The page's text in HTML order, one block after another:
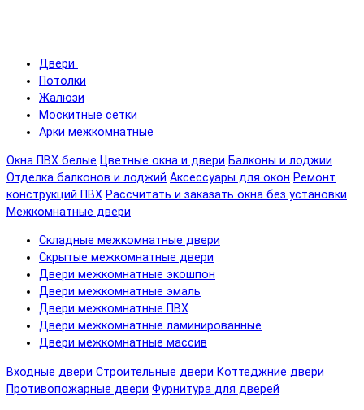
Двери
Потолки
Жалюзи
Москитные сетки
Арки межкомнатные
Окна ПВХ белые Цветные окна и двери Балконы и лоджии
Отделка балконов и лоджий Аксессуары для окон Ремонт
конструкций ПВХ Рассчитать и заказать окна без установки
Межкомнатные двери
Складные межкомнатные двери
Скрытые межкомнатные двери
Двери межкомнатные экошпон
Двери межкомнатные эмаль
Двери межкомнатные ПВХ
Двери межкомнатные ламинированные
Двери межкомнатные массив
Входные двери Строительные двери Коттеджние двери
Противопожарные двери Фурнитура для дверей